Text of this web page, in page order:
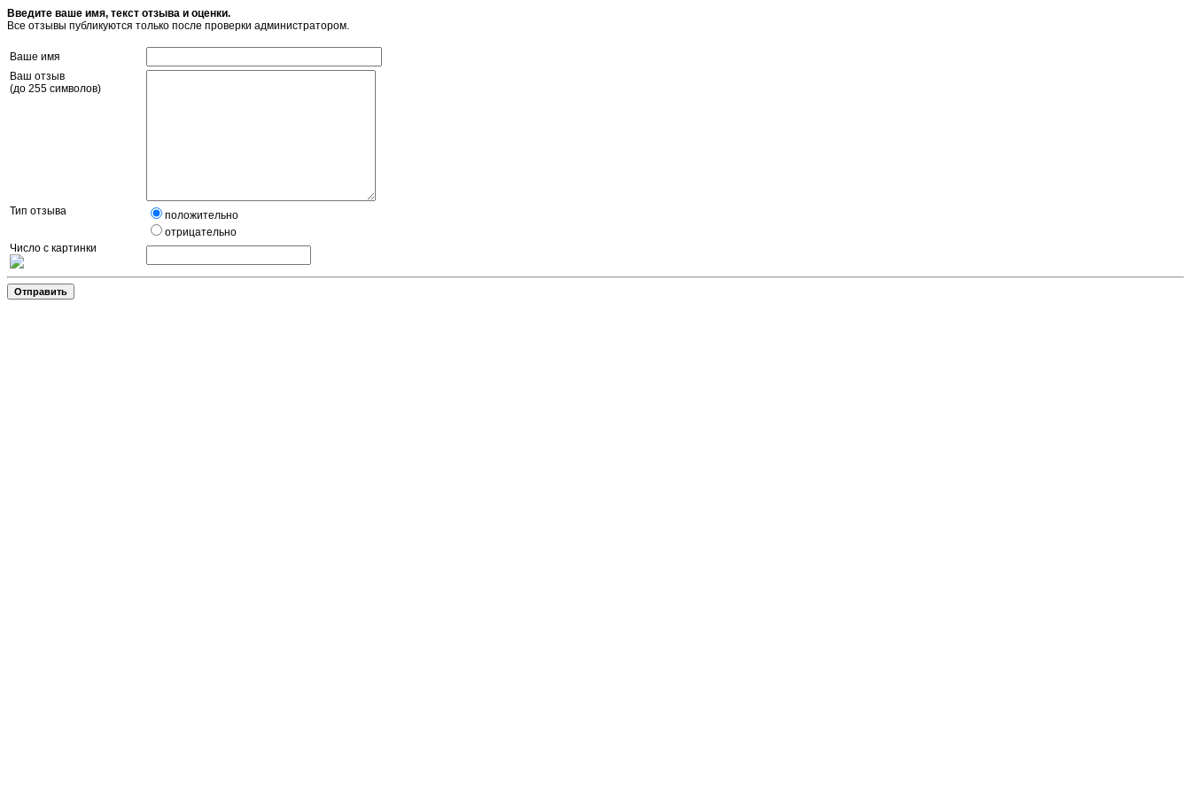
Введите ваше имя, текст отзыва и оценки.
Все отзывы публикуются только после проверки администратором.
Ваше имя
Ваш отзыв
(до 255 символов)
Тип отзыва
положительно
отрицательно
Число с картинки